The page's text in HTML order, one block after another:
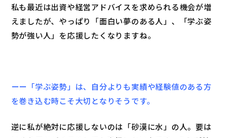
私も最近は出資や経営アドバイスを求められる機会が増
えましたが、やっぱり「面白い夢のある人」、「学ぶ姿
勢が強い人」を応援したくなりますね。
ーー「学ぶ姿勢」は、自分よりも実績や経験値のある方
を巻き込む時こそ大切となりそうです。
逆に私が絶対に応援しないのは「砂漠に水」の人。要は